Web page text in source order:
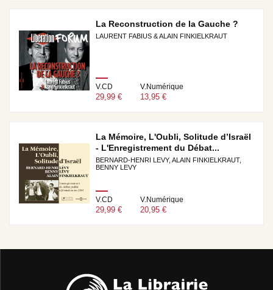
La Reconstruction de la Gauche ?
LAURENT FABIUS & ALAIN FINKIELKRAUT
V.CD
29,99 €
V.Numérique
13,95 €
La Mémoire, L'Oubli, Solitude d’Israël
- L'Enregistrement du Débat...
BERNARD-HENRI LEVY, ALAIN FINKIELKRAUT,
BENNY LEVY
V.CD
29,99 €
V.Numérique
20,95 €